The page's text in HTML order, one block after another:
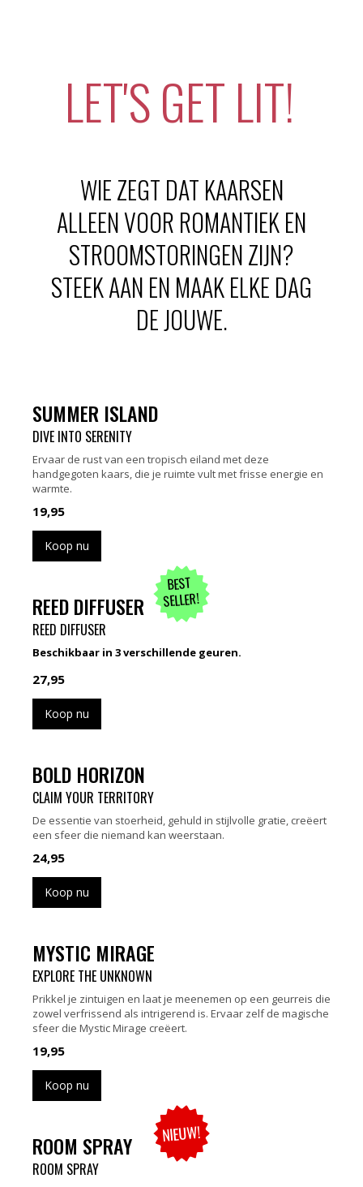
LET'S GET LIT!
WIE ZEGT DAT KAARSEN
ALLEEN VOOR ROMANTIEK EN
STROOMSTORINGEN ZIJN?
STEEK AAN EN MAAK ELKE DAG
DE JOUWE.
SUMMER ISLAND
DIVE INTO SERENITY
Ervaar de rust van een tropisch eiland met deze
handgegoten kaars, die je ruimte vult met frisse energie en
warmte.
19,95
Koop nu
BEST
SELLER!
REED DIFFUSER
REED DIFFUSER
Beschikbaar in 3 verschillende geuren.
27,95
Koop nu
BOLD HORIZON
CLAIM YOUR TERRITORY
De essentie van stoerheid, gehuld in stijlvolle gratie, creëert
een sfeer die niemand kan weerstaan.
24,95
Koop nu
MYSTIC MIRAGE
EXPLORE THE UNKNOWN
Prikkel je zintuigen en laat je meenemen op een geurreis die
zowel verfrissend als intrigerend is. Ervaar zelf de magische
sfeer die Mystic Mirage creëert.
19,95
Koop nu
NIEUW!
ROOM SPRAY
ROOM SPRAY